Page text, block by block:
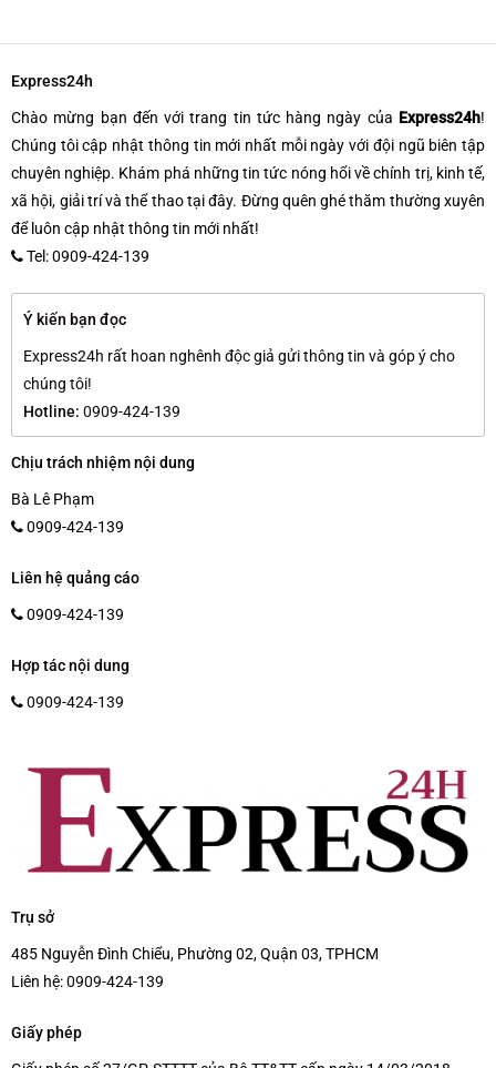
Express24h
Chào mừng bạn đến với trang tin tức hàng ngày của Express24h!
Chúng tôi cập nhật thông tin mới nhất mỗi ngày với đội ngũ biên tập
chuyên nghiệp. Khám phá những tin tức nóng hổi về chính trị, kinh tế,
xã hội, giải trí và thể thao tại đây. Đừng quên ghé thăm thường xuyên
để luôn cập nhật thông tin mới nhất!
Tel: 0909-424-139
Ý kiến bạn đọc
Express24h rất hoan nghênh độc giả gửi thông tin và góp ý cho
chúng tôi!
Hotline: 0909-424-139
Chịu trách nhiệm nội dung
Bà Lê Phạm
0909-424-139
Liên hệ quảng cáo
0909-424-139
Hợp tác nội dung
0909-424-139
Trụ sở
485 Nguyễn Đình Chiểu, Phường 02, Quận 03, TPHCM
Liên hệ:0909-424-139
Giấy phép